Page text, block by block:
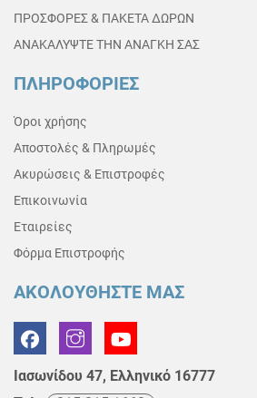
ΠΡΟΣΦΟΡΕΣ & ΠΑΚΕΤΑ ΔΩΡΩΝ
ΑΝΑΚΑΛΥΨΤΕ ΤΗΝ ΑΝΑΓΚΗ ΣΑΣ
ΠΛΗΡΟΦΟΡΙΕΣ
Όροι χρήσης
Αποστολές & Πληρωμές
Ακυρώσεις & Επιστροφές
Επικοινωνία
Εταιρείες
Φόρμα Επιστροφής
ΑΚΟΛΟΥΘΗΣΤΕ ΜΑΣ
Ιασωνίδου 47, Ελληνικό 16777